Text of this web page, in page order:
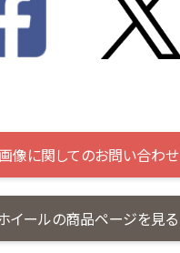
像に関してのお問い合わせ
イールの商品ページを見る